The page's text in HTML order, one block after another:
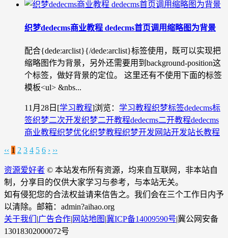
织梦dedecms商业教程 dedecms首页调用缩略图为背景
配合{dede:arclist}{/dede:arclist}标签使用，既可以实现把
缩略图作为背景，另外还需要用到background-position这
个标签，做好背景的定位。 这里还有不使用下面的标签
模板<ul> &nbs...
11月28日 [学习教程]浏览： 学习教程织梦标签dedecms标
签织梦二次开发织梦二开教程dedecms二开教程dedecms
商业教程织梦优化织梦教程织梦开发 网站开发站长教程
‹‹ 1 2 3 4 5 6 › ››
资源爱好者 © 本站发布所有资源，均来自互联网，非本站自
制，分享目的仅供大家学习与参考，与本站无关。
如有侵犯您的合法权益请来信告之。我们会在三个工作日内予
以清除。邮箱：admin?aihao.org
关于我们 |广告合作| 网站地图 |冀ICP备14009590号|冀公网安备
13018302000072号